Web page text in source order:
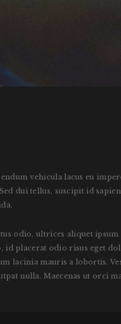
vehicula lacus eu
dui tellus, suscipit id
odio, ultrices aliquet ipsum
id placerat odio risus eget
lacinia mauris a lobortis.
nulla. Maecenas ut orci